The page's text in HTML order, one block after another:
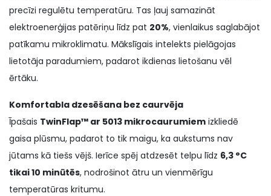
precīzi regulētu temperatūru. Tas ļauj samazināt
elektroenerģijas patēriņu līdz pat 20%, vienlaikus saglabājot
patīkamu mikroklimatu. Mākslīgais intelekts pielāgojas
lietotāja paradumiem, padarot ikdienas lietošanu vēl
ērtāku.
Komfortabla dzesēšana bez caurvēja
Īpašais TwinFlap™ ar 5013 mikrocaurumiem izkliedē
gaisa plūsmu, padarot to tik maigu, ka aukstums nav
jūtams kā tiešs vējš. Ierīce spēj atdzesēt telpu līdz 6,3 °C
tikai 10 minūtēs, nodrošinot ātru un vienmērīgu
temperatūras kritumu.